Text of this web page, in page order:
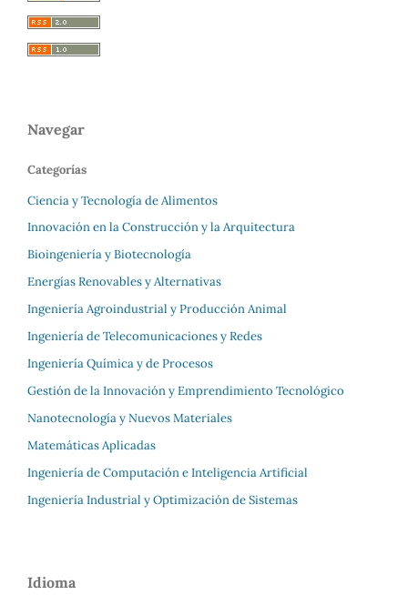
Navegar
Categorías
Ciencia y Tecnología de Alimentos
Innovación en la Construcción y la Arquitectura
Bioingeniería y Biotecnología
Energías Renovables y Alternativas
Ingeniería Agroindustrial y Producción Animal
Ingeniería de Telecomunicaciones y Redes
Ingeniería Química y de Procesos
Gestión de la Innovación y Emprendimiento Tecnológico
Nanotecnología y Nuevos Materiales
Matemáticas Aplicadas
Ingeniería de Computación e Inteligencia Artificial
Ingeniería Industrial y Optimización de Sistemas
Idioma